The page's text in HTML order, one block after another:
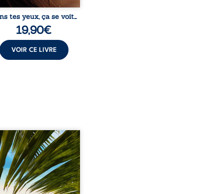
tes yeux, ça se voit…
19,90€
VOIR CE LIVRE
Pierre, jeune retraité,
qu’il est devenu une
femme métissée de
ans. À peine a-t-il
à apprivoiser ce
corps qu’Ange surgit
sa vie et fait vaciller